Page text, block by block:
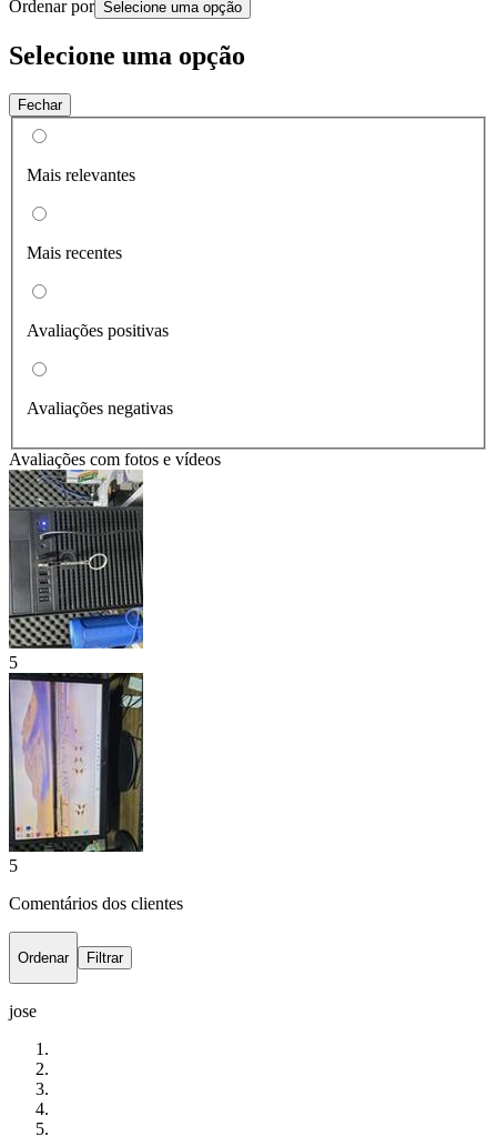
Ordenar por Selecione uma opção
Selecione uma opção
Fechar
Mais relevantes
Mais recentes
Avaliações positivas
Avaliações negativas
Avaliações com fotos e vídeos
5
5
Comentários dos clientes
Ordenar Filtrar
jose